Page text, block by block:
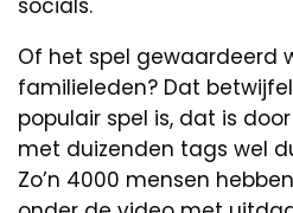
socials.
Of het spel gewaardeerd
familieleden? Dat
populair spel is, dat is
met duizenden tags wel
Zo’n 4000 mensen